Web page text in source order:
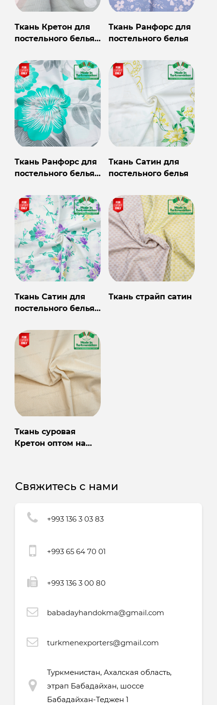
Ткань Кретон для
постельного белья
Туркменистана
Ткань Ранфорс для
постельного белья
Ткань Ранфорс для
постельного белья
Туркменистана
Ткань Сатин для
постельного белья
Ткань Сатин для
постельного белья
Ткань страйп сатин
Ткань суровая
Кретон оптом на
Свяжитесь с нами
+993 136 3 03 83
+993 65 64 70 01
+993 136 3 00 80
babadayhandokma@gmail.com
turkmenexporters@gmail.com
Туркменистан, Ахалская область,
этрап Бабадайхан, шоссе
Бабадайхан-Теджен 1